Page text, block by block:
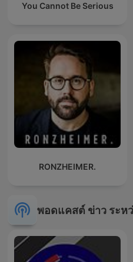
You Cannot Be Serious
RONZHEIMER.
พอดแคสต์ ข่าว ระห